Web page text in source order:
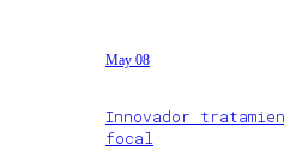
May 08
Innovador
focal